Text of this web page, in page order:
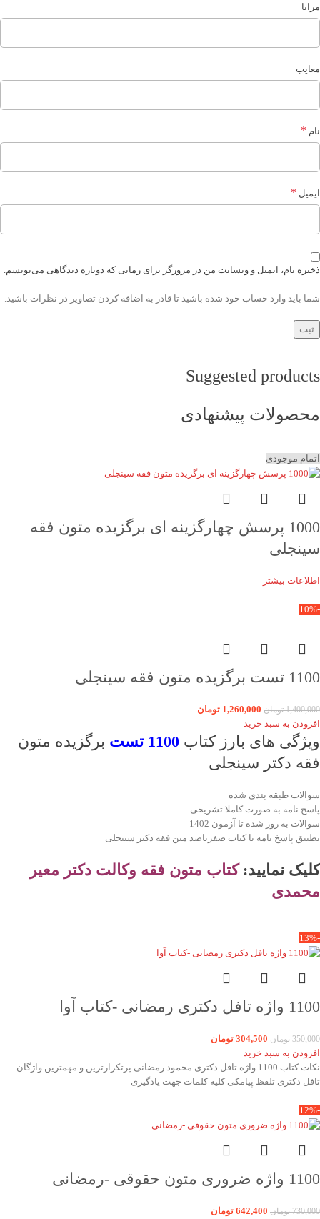
مزایا
معایب
نام *
ایمیل *
ذخیره نام، ایمیل و وبسایت من در مرورگر برای زمانی که دوباره دیدگاهی می‌نویسم.
شما باید وارد حساب خود شده باشید تا قادر به اضافه کردن تصاویر در نظرات باشید.
Suggested products
محصولات پیشنهادی
اتمام موجودی
1000 پرسش چهارگزینه ای برگزیده متون فقه
سینجلی
اطلاعات بیشتر
-10%
1100 تست برگزیده متون فقه سینجلی
1,400,000 تومان 1,260,000 تومان
افزودن به سبد خرید
ویژگی های بارز کتاب 1100 تست
برگزیده متون
فقه دکتر سینجلی
سوالات طبقه بندی شده
پاسخ نامه به صورت کاملا تشریحی
سوالات به روز شده تا آزمون 1402
تطبیق پاسخ نامه با کتاب صفرتاصد متن فقه دکتر سینجلی
کلیک نمایید: کتاب متون فقه وکالت دکتر معیر
محمدی
-13%
1100 واژه تافل دکتری رمضانی -کتاب آوا
350,000 تومان 304,500 تومان
افزودن به سبد خرید
نکات کتاب 1100 واژه تافل دکتری محمود رمضانی پرتکرارترین و مهمترین واژگان
تافل دکتری تلفظ پیامکی کلیه کلمات جهت یادگیری
-12%
1100 واژه ضروری متون حقوقی -رمضانی
730,000 تومان 642,400 تومان